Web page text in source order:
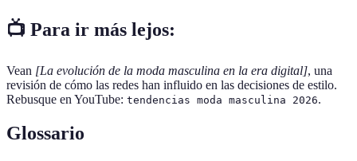
📺 Para ir más lejos:
Vean [La evolución de la moda masculina en la era digital], una
revisión de cómo las redes han influido en las decisiones de estilo.
Rebusque en YouTube: tendencias moda masculina 2026.
Glossario